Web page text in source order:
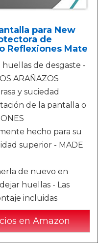
para New
de
Reflexiones Mate
de desgaste -
ARAÑAZOS
y suciedad
de la pantalla o
hecho para su
superior - MADE
de nuevo en
huellas - Las
incluidas
en Amazon